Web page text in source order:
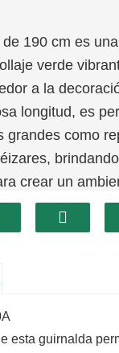
190 cm es
verde
a la
longitud, es
grandes como
crear un
vegetación
cualquier
esta guirnalda